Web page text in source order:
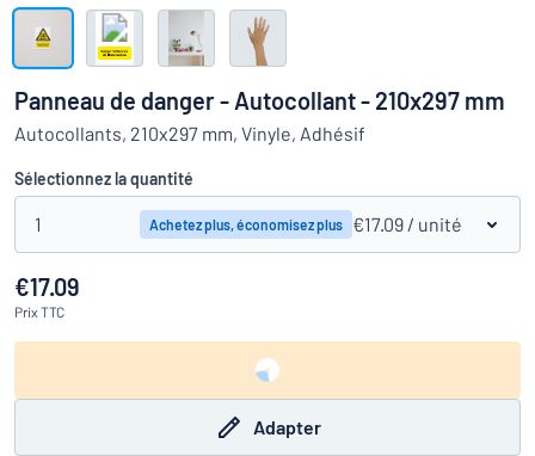
parvenez pas à trouver ce que vous cherchez ?
travail
Montrer toutes les catégories
Demande
devis
Se
connecter
Service
clients
Particulier
Entreprise
Panneau de danger - Autocollant - 210x297 mm
Autocollants, 210x297 mm, Vinyle, Adhésif
Sélectionnez la quantité
1 Achetez plus, économisez plus €17.09 / unité
€17.09
PrixTTC
Adapter